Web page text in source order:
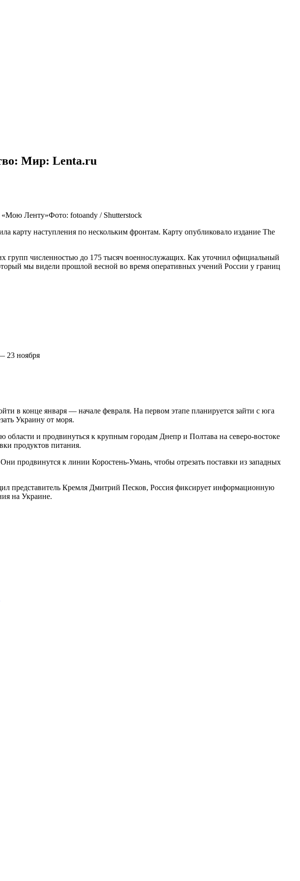
Мир: Lenta.ru
«Мою Ленту»Фото: fotoandy / Shutterstock
карту наступления по нескольким фронтам. Карту опубликовало издание The
групп численностью до 175 тысяч военнослужащих. Как уточнил официальный
мы видели прошлой весной во время оперативных учений России у границ
23 ноября
в конце января — начале февраля. На первом этапе планируется зайти с юга
Украину от моря.
и продвинуться к крупным городам Днепр и Полтава на северо-востоке
продуктов питания.
продвинутся к линии Коростень-Умань, чтобы отрезать поставки из западных
представитель Кремля Дмитрий Песков, Россия фиксирует информационную
на Украине.